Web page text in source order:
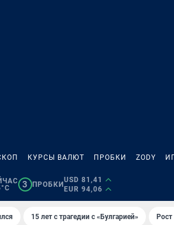
КУРСЫ ВАЛЮТ ПРОБКИ ZODY
3 ПРОБКИ
USD 81,41
EUR 94,06
15 лет с трагедии с «Булгарией»